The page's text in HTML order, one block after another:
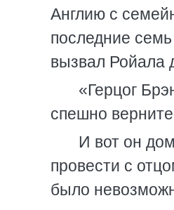
Англию с
последние
вызвал Ройала
«Герцог
спешно
И вот он
провести с
было